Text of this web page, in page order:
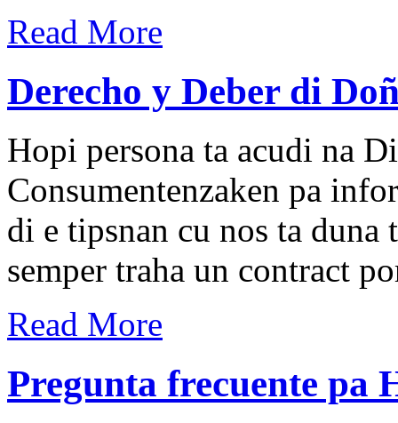
Read More
Derecho y Deber di
Hopi persona ta acudi na
Consumentenzaken pa
di e tipsnan cu nos ta duna
semper traha un contract
Read More
Pregunta frecuente pa